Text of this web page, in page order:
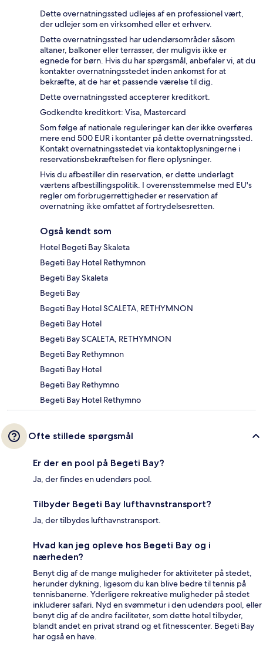
Dette overnatningssted udlejes af en professionel vært,
der udlejer som en virksomhed eller et erhverv.
Dette overnatningssted har udendørsområder såsom
altaner, balkoner eller terrasser, der muligvis ikke er
egnede for børn. Hvis du har spørgsmål, anbefaler vi, at du
kontakter overnatningsstedet inden ankomst for at
bekræfte, at de har et passende værelse til dig.
Dette overnatningssted accepterer kreditkort.
Godkendte kreditkort: Visa, Mastercard
Som følge af nationale reguleringer kan der ikke overføres
mere end 500 EUR i kontanter på dette overnatningssted.
Kontakt overnatningsstedet via kontaktoplysningerne i
reservationsbekræftelsen for flere oplysninger.
Hvis du afbestiller din reservation, er dette underlagt
værtens afbestillingspolitik. I overensstemmelse med EU's
regler om forbrugerrettigheder er reservation af
overnatning ikke omfattet af fortrydelsesretten.
Også kendt som
Hotel Begeti Bay Skaleta
Begeti Bay Hotel Rethymnon
Begeti Bay Skaleta
Begeti Bay
Begeti Bay Hotel SCALETA, RETHYMNON
Begeti Bay Hotel
Begeti Bay SCALETA, RETHYMNON
Begeti Bay Rethymnon
Begeti Bay Hotel
Begeti Bay Rethymno
Begeti Bay Hotel Rethymno
Ofte stillede spørgsmål
Er der en pool på Begeti Bay?
Ja, der findes en udendørs pool.
Tilbyder Begeti Bay lufthavnstransport?
Ja, der tilbydes lufthavnstransport.
Hvad kan jeg opleve hos Begeti Bay og i
nærheden?
Benyt dig af de mange muligheder for aktiviteter på stedet,
herunder dykning, ligesom du kan blive bedre til tennis på
tennisbanerne. Yderligere rekreative muligheder på stedet
inkluderer safari. Nyd en svømmetur i den udendørs pool, eller
benyt dig af de andre faciliteter, som dette hotel tilbyder,
blandt andet en privat strand og et fitnesscenter. Begeti Bay
har også en have.